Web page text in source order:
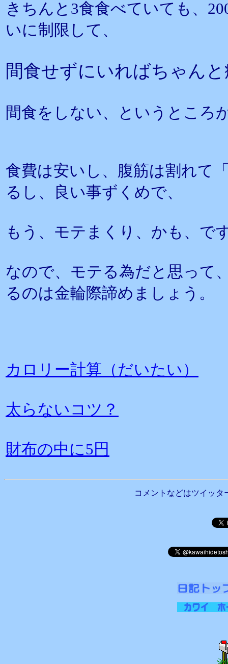
きちんと3食食べていても、
いに制限して、
間食せずにいればちゃん
間食をしない、というところ
食費は安いし、腹筋は割れて
るし、良い事ずくめで、
もう、モテまくり、かも、で
なので、モテる為だと思って
るのは金輪際諦めましょう。
カロリー計算（だいたい）
太らないコツ？
財布の中に5円
コメントなどはツイッタ